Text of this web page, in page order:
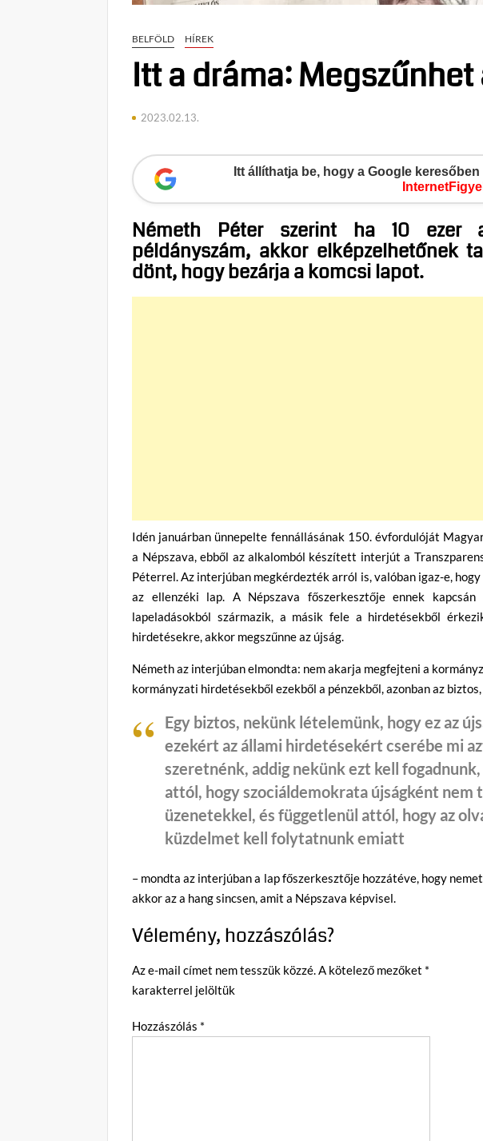
BELFÖLD HÍREK
Itt a dráma: Megszűnhet
2023.02.13.
Itt állíthatja be, hogy a Google
Németh Péter szerint ha 10 ezer
példányszám, akkor elképzelhetőnek
dönt, hogy bezárja a komcsi lapot.
Idén januárban ünnepelte fennállásának 150. évfordulóját
a Népszava, ebből az alkalomból készített interjút a
Péterrel. Az interjúban megkérdezték arról is, valóban igaz-e,
az ellenzéki lap. A Népszava főszerkesztője ennek
lapeladásokból származik, a másik fele a hirdetésekből
hirdetésekre, akkor megszűnne az újság.
Németh az interjúban elmondta: nem akarja megfejteni a
kormányzati hirdetésekből ezekből a pénzekből, azonban az biztos,
Egy biztos, nekünk lételemünk, hogy ez az
ezekért az állami hirdetésekért cserébe mi
szeretnénk, addig nekünk ezt kell
attól, hogy szociáldemokrata újságként nem
üzenetekkel, és függetlenül attól, hogy az
küzdelmet kell folytatnunk emiatt
– mondta az interjúban a lap főszerkesztője hozzátéve, hogy
akkor az a hang sincsen, amit a Népszava képvisel.
Vélemény, hozzászólás?
Az e-mail címet nem tesszük közzé.A kötelező mezőket *
karakterrel jelöltük
Hozzászólás *